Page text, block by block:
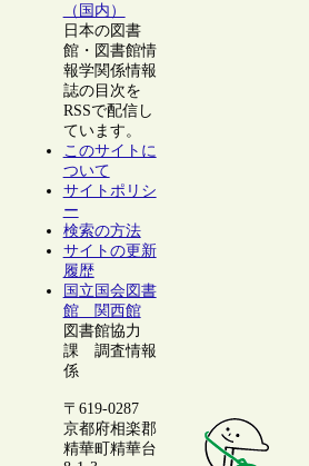
（国内）
日本の図書
館・図書館情
報学関係情報
誌の目次を
RSSで配信し
ています。
このサイトに
ついて
サイトポリシ
ー
検索の方法
サイトの更新
履歴
国立国会図書
館 関西館
図書館協力
課 調査情報
係
〒619-0287
京都府相楽郡
精華町精華台